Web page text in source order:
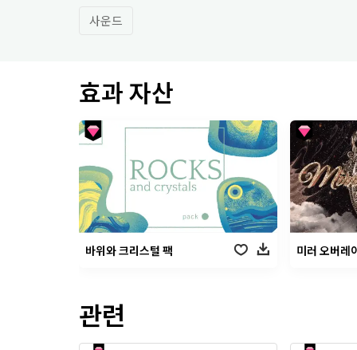
사운드
효과 자산
바위와 크리스털 팩 미러 오버레
관련